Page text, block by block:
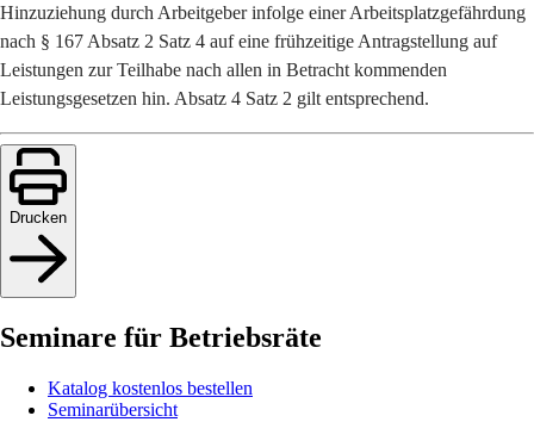
Hinzuziehung durch Arbeitgeber infolge einer Arbeitsplatzgefährdung
nach § 167 Absatz 2 Satz 4 auf eine frühzeitige Antragstellung auf
Leistungen zur Teilhabe nach allen in Betracht kommenden
Leistungsgesetzen hin. Absatz 4 Satz 2 gilt entsprechend.
Drucken
Seminare für Betriebsräte
Katalog kostenlos bestellen
Seminarübersicht